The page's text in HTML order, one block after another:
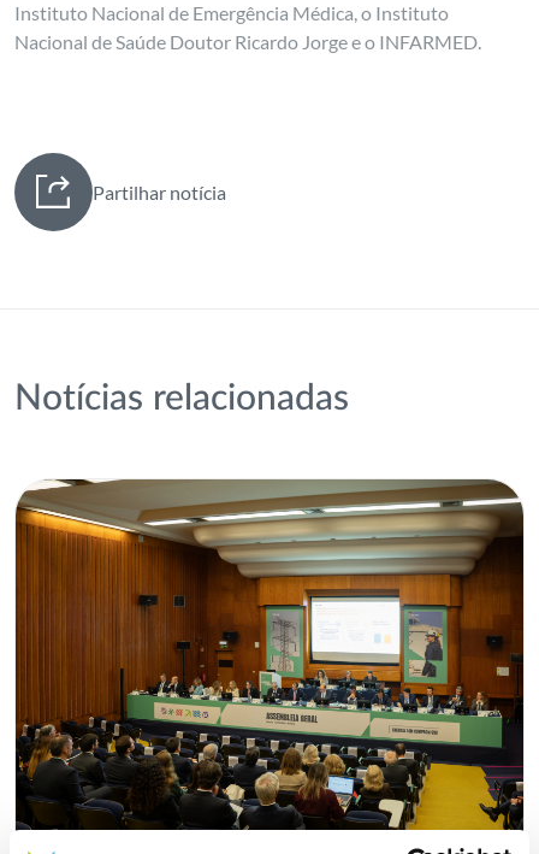
Instituto Nacional de Emergência Médica, o Instituto
Nacional de Saúde Doutor Ricardo Jorge e o INFARMED.
Partilhar notícia
Notícias relacionadas